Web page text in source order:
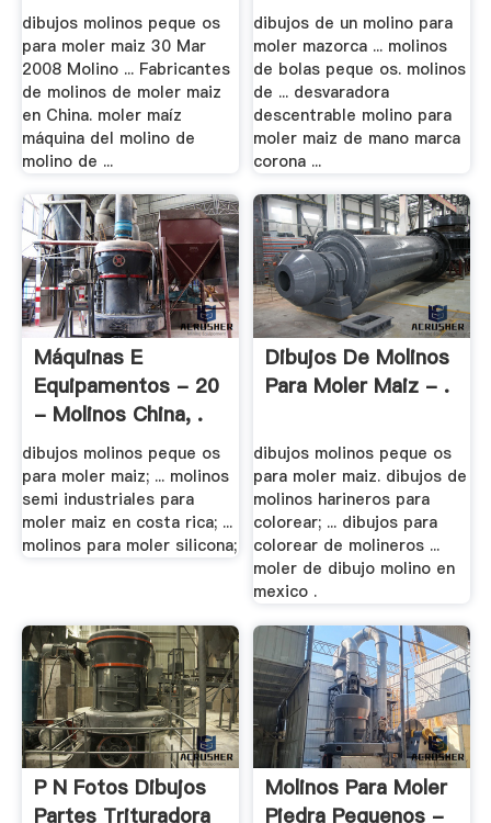
dibujos molinos peque os
para moler maiz 30 Mar
2008 Molino ... Fabricantes
de molinos de moler maiz
en China. moler maíz
máquina del molino de
molino de ...
dibujos de un molino para
moler mazorca ... molinos
de bolas peque os. molinos
de ... desvaradora
descentrable molino para
moler maiz de mano marca
corona ...
Máquinas E
Equipamentos - 20
- Molinos China, .
dibujos molinos peque os
para moler maiz; ... molinos
semi industriales para
moler maiz en costa rica; ...
molinos para moler silicona;
Dibujos De Molinos
Para Moler Maiz - .
dibujos molinos peque os
para moler maiz. dibujos de
molinos harineros para
colorear; ... dibujos para
colorear de molineros ...
moler de dibujo molino en
mexico .
P N Fotos Dibujos
Partes Trituradora
Molinos Para Moler
Piedra Pequenos -